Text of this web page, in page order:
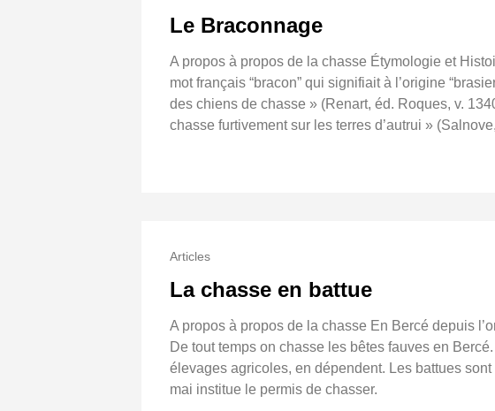
Le Braconnage
A propos à propos de la chasse Étymologie et
mot français “bracon” qui signifiait à l’origine
des chiens de chasse » (Renart, éd. Roques, v.
chasse furtivement sur les terres d’autrui »
Articles
La chasse en battue
A propos à propos de la chasse En Bercé depuis
De tout temps on chasse les bêtes fauves en
élevages agricoles, en dépendent. Les battues
mai institue le permis de chasser.